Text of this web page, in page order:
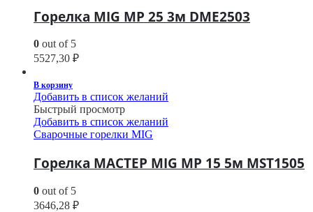
Горелка MIG MP 25 3м DME2503
0 out of 5
5527,30 ₽
В корзину
Добавить в список желаний
Быстрый просмотр
Добавить в список желаний
Сварочные горелки MIG
Горелка МАСТЕР MIG MP 15 5м MST1505
0 out of 5
3646,28 ₽